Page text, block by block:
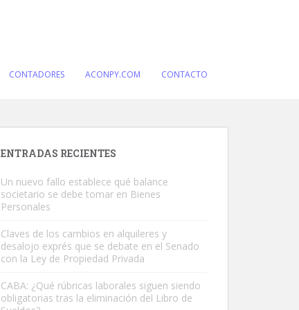
CONTADORES ACONPY.COM CONTACTO
ENTRADAS RECIENTES
Un nuevo fallo establece qué balance
societario se debe tomar en Bienes
Personales
Claves de los cambios en alquileres y
desalojo exprés que se debate en el Senado
con la Ley de Propiedad Privada
CABA: ¿Qué rúbricas laborales siguen siendo
obligatorias tras la eliminación del Libro de